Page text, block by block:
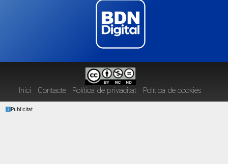
Inici Contacte Política de privacitat Política de cookies
Publicitat